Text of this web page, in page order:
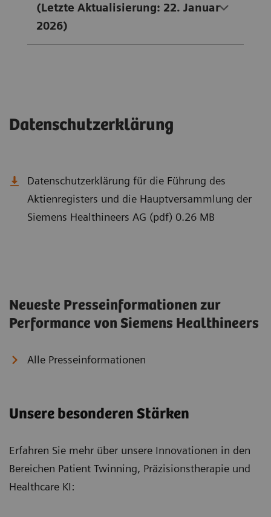
(Letzte Aktualisierung: 22. Januar
2026)
Datenschutzerklärung
Datenschutzerklärung für die Führung des
Aktienregisters und die Hauptversammlung der
Siemens Healthineers AG (pdf) 0.26 MB
Neueste Presseinformationen zur
Performance von Siemens Healthineers
für das Gesamtjahr
gesenkt und
Ergebnisprognose
Kurs, Diagnostics in
herausforderndem
Umfeld, Ausblick
Alle Presseinformationen
Unsere besonderen Stärken
Erfahren Sie mehr über unsere Innovationen in den
Bereichen Patient Twinning, Präzisionstherapie und
Healthcare KI: